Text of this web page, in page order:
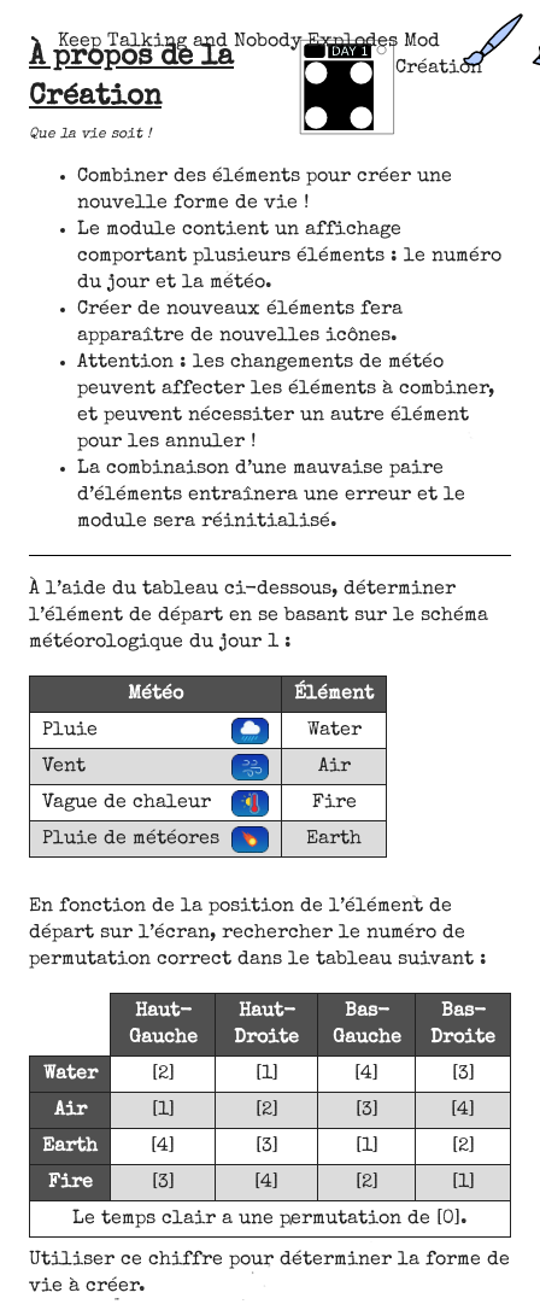
Keep Talking and Nobody Explodes Mod
Création
À propos de la
Création
Que la vie soit !
Combiner des éléments pour créer une
nouvelle forme de vie !
Le module contient un affichage
comportant plusieurs éléments : le numéro
du jour et la météo.
Créer de nouveaux éléments fera
apparaître de nouvelles icônes.
Attention : les changements de météo
peuvent affecter les éléments à combiner,
et peuvent nécessiter un autre élément
pour les annuler !
La combinaison d’une mauvaise paire
d’éléments entraînera une erreur et le
module sera réinitialisé.
À l’aide du tableau ci-dessous, déterminer
l’élément de départ en se basant sur le schéma
météorologique du jour 1 :
Météo
Élément
Pluie
Water
Vent
Air
Vague de chaleur
Fire
Pluie de météores
Earth
En fonction de la position de l’élément de
départ sur l’écran, rechercher le numéro de
permutation correct dans le tableau suivant :
Haut-
Gauche
Haut-
Droite
Bas-
Gauche
Bas-
Droite
Water
[2] [1] [4]
[3]
Air
[1] [2] [3]
[4]
Earth
[4] [3] [1]
[2]
Fire
[3] [4] [2]
[1]
Le temps clair a une permutation de [0].
Utiliser ce chiffre pour déterminer la forme de
vie à créer.